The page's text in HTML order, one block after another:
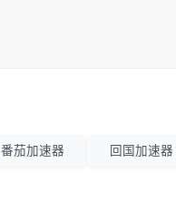
番茄加速器 回国加速器